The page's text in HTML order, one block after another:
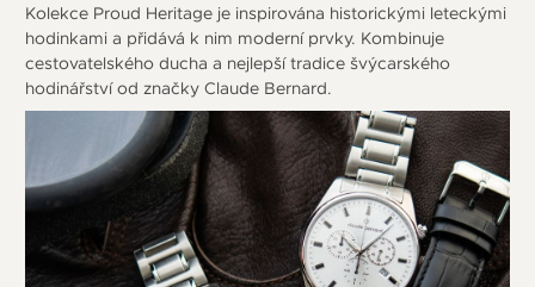
Kolekce Proud Heritage je inspirována historickými leteckými
hodinkami a přidává k nim moderní prvky. Kombinuje
cestovatelského ducha a nejlepší tradice švýcarského
hodinářství od značky Claude Bernard.